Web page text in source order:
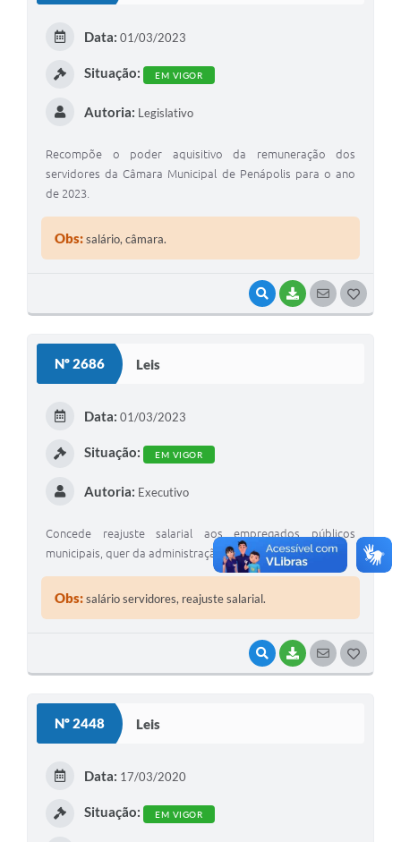
VISUALIZAR
BAIXARSEGUIR
Data: 01/03/2023
Situação: EM VIGOR
Autoria: Legislativo
Recompõe o poder aquisitivo da remuneração dos
servidores da Câmara Municipal de Penápolis para o ano
de 2023.
Obs:salário, câmara.
Nº 2686 Leis
VISUALIZAR
BAIXARSEGUIR
Data: 01/03/2023
Situação: EM VIGOR
Autoria: Executivo
Concede reajuste salarial aos empregados públicos
municipais, quer da administração direta e indireta.
Obs:salário servidores, reajuste salarial.
Nº 2448 Leis
Data: 17/03/2020
Situação: EM VIGOR